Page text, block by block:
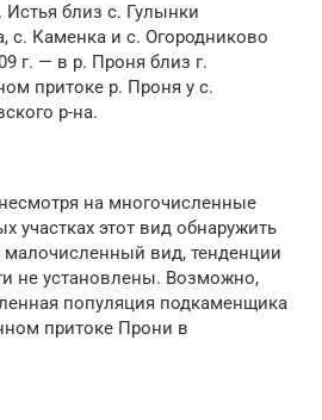
Истья близ с. Гулынки
с. Каменка и с. Огородниково
г. — в р. Проня близ г.
притоке р. Проня у с.
р-на.
на многочисленные
участках этот вид обнаружить
малочисленный вид, тенденции
не установлены. Возможно,
популяция подкаменщика
притоке Прони в